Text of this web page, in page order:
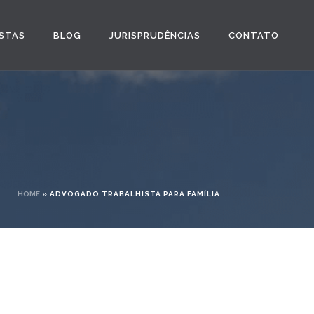
BLOG JURISPRUDÊNCIAS CONTATO
HOME » ADVOGADO TRABALHISTA PARA FAMÍLIA